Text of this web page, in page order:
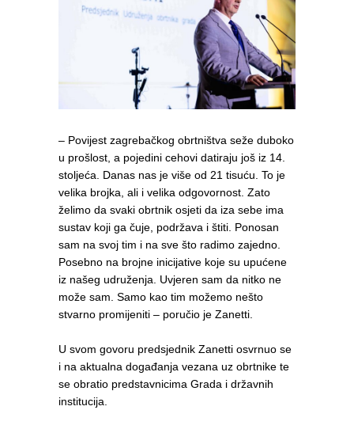
– Povijest zagrebačkog obrtništva seže duboko
u prošlost, a pojedini cehovi datiraju još iz 14.
stoljeća. Danas nas je više od 21 tisuću. To je
velika brojka, ali i velika odgovornost. Zato
želimo da svaki obrtnik osjeti da iza sebe ima
sustav koji ga čuje, podržava i štiti. Ponosan
sam na svoj tim i na sve što radimo zajedno.
Posebno na brojne inicijative koje su upućene
iz našeg udruženja. Uvjeren sam da nitko ne
može sam. Samo kao tim možemo nešto
stvarno promijeniti – poručio je Zanetti.
U svom govoru predsjednik Zanetti osvrnuo se
i na aktualna događanja vezana uz obrtnike te
se obratio predstavnicima Grada i državnih
institucija.